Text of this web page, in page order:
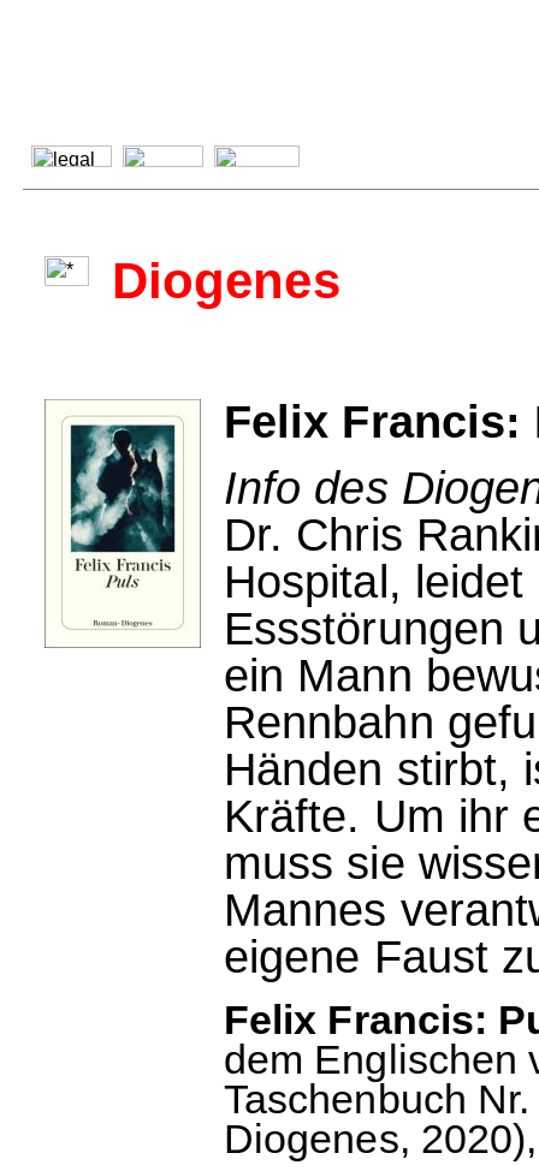
Diogenes
Felix Francis:
Info des
Dr. Chris
Hospital,
Essstörungen
ein Mann
Rennbahn
Händen stirbt,
Kräfte. Um ihr
muss sie
Mannes
eigene Faust
Felix Francis:
dem Englischen
Taschenbuch
Diogenes,